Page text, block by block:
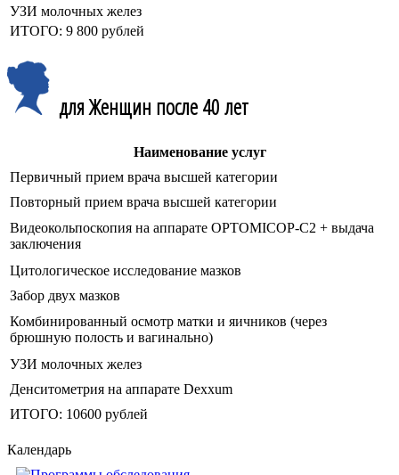
УЗИ молочных желез
ИТОГО: 9 800 рублей
для Женщин после 40 лет
Наименование услуг
Первичный прием врача высшей категории
Повторный прием врача высшей категории
Видеокольпоскопия на аппарате OPTOMICOP-C2 + выдача
заключения
Цитологическое исследование мазков
Забор двух мазков
Комбинированный осмотр матки и яичников (через
брюшную полость и вагинально)
УЗИ молочных желез
Денситометрия на аппарате Dexxum
ИТОГО: 10600 рублей
Календарь